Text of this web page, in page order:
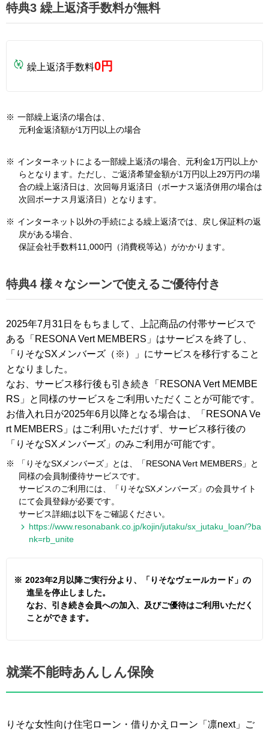
特典3 繰上返済手数料が無料
繰上返済手数料0円
※ 一部繰上返済の場合は、
元利金返済額が1万円以上の場合
※ インターネットによる一部繰上返済の場合、元利金1万円以上か
らとなります。ただし、ご返済希望金額が1万円以上29万円の場
合の繰上返済日は、次回毎月返済日（ボーナス返済併用の場合は
次回ボーナス月返済日）となります。
※ インターネット以外の手続による繰上返済では、戻し保証料の返
戻がある場合、
保証会社手数料11,000円（消費税等込）がかかります。
特典4 様々なシーンで使えるご優待付き
2025年7月31日をもちまして、上記商品の付帯サービスで
ある「RESONA Vert MEMBERS」はサービスを終了し、
「りそなSXメンバーズ（※）」にサービスを移行すること
となりました。
なお、サービス移行後も引き続き「RESONA Vert MEMBE
RS」と同様のサービスをご利用いただくことが可能です。
お借入れ日が2025年6月以降となる場合は、「RESONA Ve
rt MEMBERS」はご利用いただけず、サービス移行後の
「りそなSXメンバーズ」のみご利用が可能です。
※
「りそなSXメンバーズ」とは、「RESONA Vert MEMBERS」と
同様の会員制優待サービスです。
サービスのご利用には、「りそなSXメンバーズ」の会員サイト
にて会員登録が必要です。
サービス詳細は以下をご確認ください。
https://www.resonabank.co.jp/kojin/jutaku/sx_jutaku_loan/?ba
nk=rb_unite
※ 2023年2月以降ご実行分より、「りそなヴェールカード」の
進呈を停止しました。
なお、引き続き会員への加入、及びご優待はご利用いただく
ことができます。
就業不能時あんしん保険
りそな女性向け住宅ローン・借りかえローン「凛next」ご